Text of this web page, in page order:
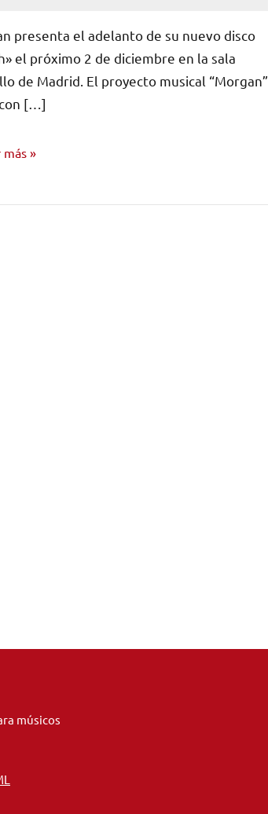
presenta el adelanto de su nuevo disco
el próximo 2 de diciembre en la sala
de Madrid. El proyecto musical “Morgan”
[…]
más
músicos